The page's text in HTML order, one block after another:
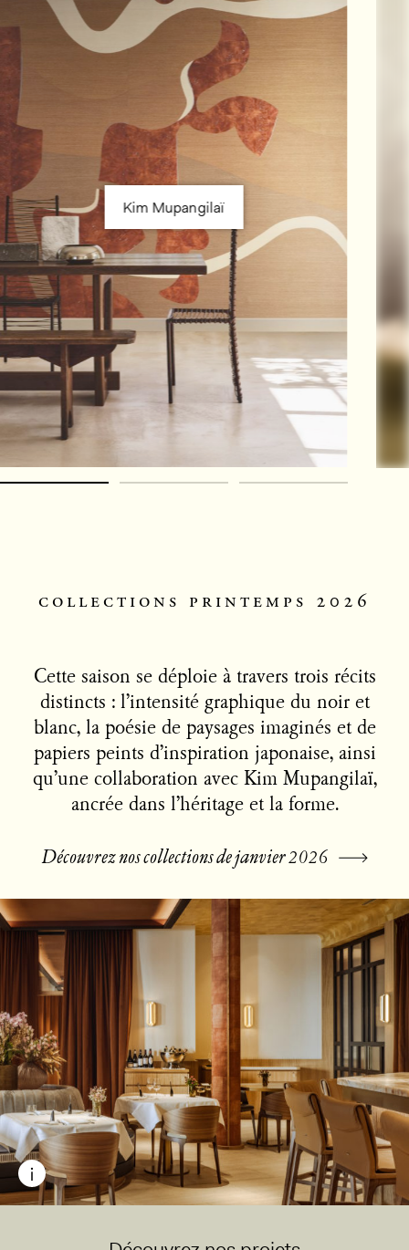
Kim Mupangilaï
collections printemps 2026
Cette saison se déploie à travers trois récits
distincts : l’intensité graphique du noir et
blanc, la poésie de paysages imaginés et de
papiers peints d’inspiration japonaise, ainsi
qu’une collaboration avec Kim Mupangilaï,
ancrée dans l’héritage et la forme.
Découvrez nos collections de janvier 2026